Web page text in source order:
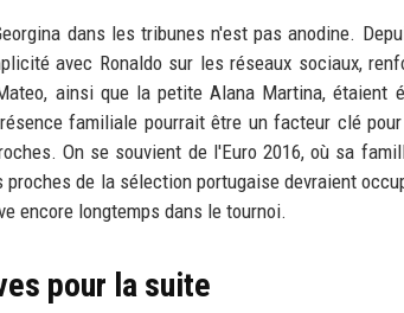
dans les tribunes n'est pas anodine.
avec Ronaldo sur les réseaux sociaux,
ainsi que la petite Alana Martina, étaient
familiale pourrait être un facteur clé
On se souvient de l'Euro 2016, où sa
proches de la sélection portugaise devraient
encore longtemps dans le tournoi.
pour la suite